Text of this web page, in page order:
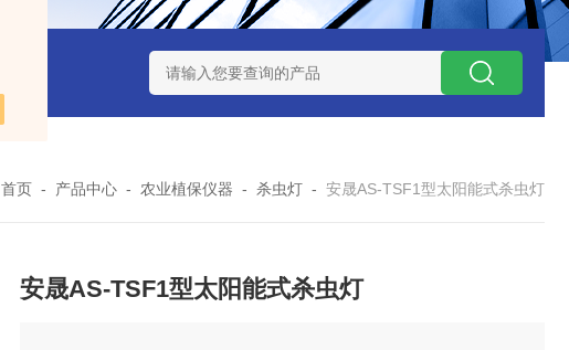
9-17TP高温实验用热失重马弗炉 实验室小型高温马弗炉 陶瓷纤维
首页 - 产品中心 - 农业植保仪器 - 杀虫灯 - 安晟AS-TSF1型太阳能式杀虫灯
安晟AS-TSF1型太阳能式杀虫灯